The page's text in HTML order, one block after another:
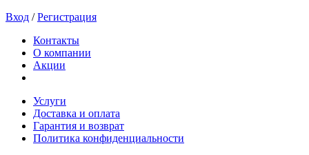
Вход /Регистрация
Контакты
О компании
Акции
Услуги
Доставка и оплата
Гарантия и возврат
Политика конфиденциальности